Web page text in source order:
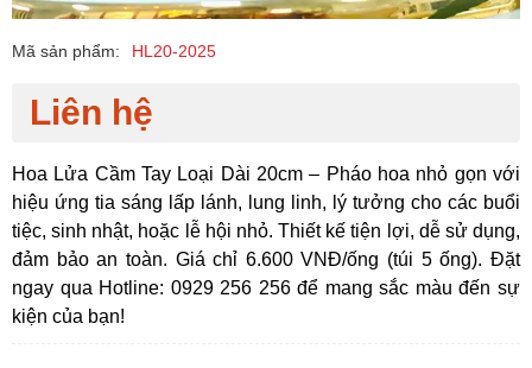
Mã sản phẩm: HL20-2025
Liên hệ
Hoa Lửa Cầm Tay Loại Dài 20cm – Pháo hoa nhỏ gọn với
hiệu ứng tia sáng lấp lánh, lung linh, lý tưởng cho các buổi
tiệc, sinh nhật, hoặc lễ hội nhỏ. Thiết kế tiện lợi, dễ sử dụng,
đảm bảo an toàn. Giá chỉ 6.600 VNĐ/ống (túi 5 ống). Đặt
ngay qua Hotline: 0929 256 256 để mang sắc màu đến sự
kiện của bạn!